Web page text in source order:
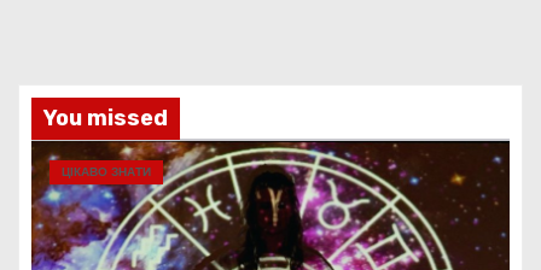
You missed
ЦІКАВО ЗНАТИ